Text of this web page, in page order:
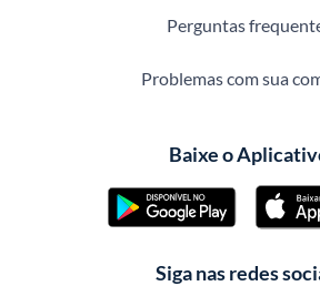
Perguntas
Problemas com sua
Baixe o
Siga nas redes